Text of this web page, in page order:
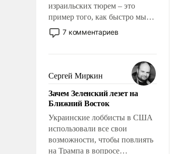
израильских тюрем – это
пример того, как быстро мы
двигаемся по пути
революционных изменений.
псевдонаучной фантастики,
стало всерьез обсуждаемой
идеей.
7 комментариев
Сергей Миркин
Зачем Зеленский лезет на
Ближний Восток
Украинские лоббисты в США
использовали все свои
возможности, чтобы повлиять
на Трампа в вопросе